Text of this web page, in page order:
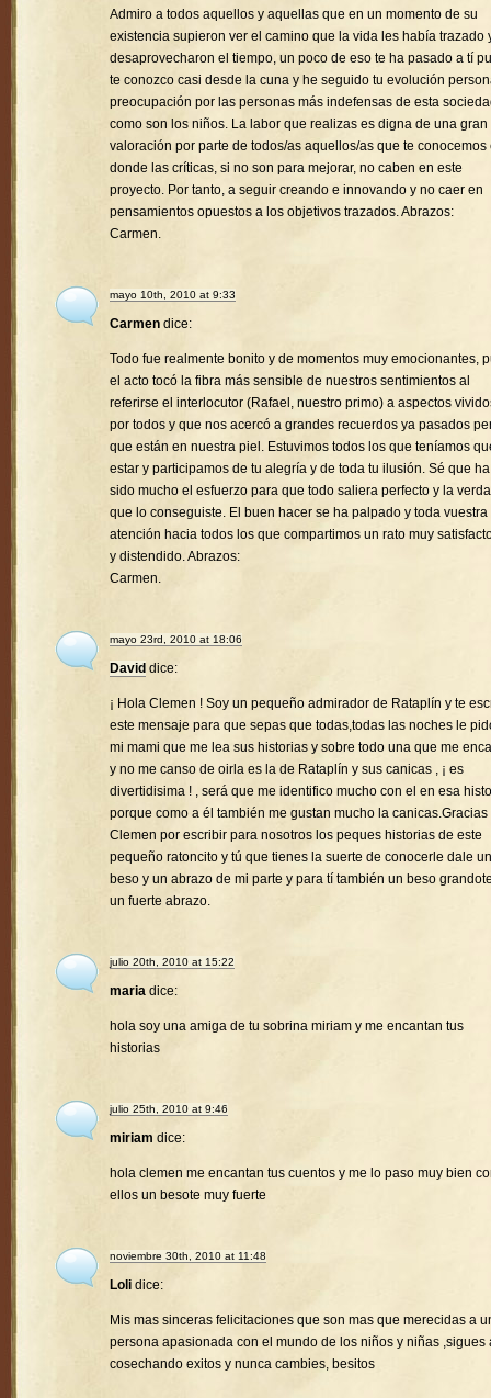
Admiro a todos aquellos y aquellas que en un momento de su
existencia supieron ver el camino que la vida les había trazado
desaprovecharon el tiempo, un poco de eso te ha pasado a tí
te conozco casi desde la cuna y he seguido tu evolución
preocupación por las personas más indefensas de esta
como son los niños. La labor que realizas es digna de una gran
valoración por parte de todos/as aquellos/as que te conocemos
donde las críticas, si no son para mejorar, no caben en este
proyecto. Por tanto, a seguir creando e innovando y no caer en
pensamientos opuestos a los objetivos trazados. Abrazos:
Carmen.
mayo 10th, 2010 at 9:33
Carmen dice:
Todo fue realmente bonito y de momentos muy emocionantes,
el acto tocó la fibra más sensible de nuestros sentimientos al
referirse el interlocutor (Rafael, nuestro primo) a aspectos
por todos y que nos acercó a grandes recuerdos ya pasados
que están en nuestra piel. Estuvimos todos los que teníamos
estar y participamos de tu alegría y de toda tu ilusión. Sé que ha
sido mucho el esfuerzo para que todo saliera perfecto y la
que lo conseguiste. El buen hacer se ha palpado y toda vuestra
atención hacia todos los que compartimos un rato muy
y distendido. Abrazos:
Carmen.
mayo 23rd, 2010 at 18:06
David dice:
¡ Hola Clemen ! Soy un pequeño admirador de Rataplín y te
este mensaje para que sepas que todas,todas las noches le
mi mami que me lea sus historias y sobre todo una que me
y no me canso de oirla es la de Rataplín y sus canicas , ¡ es
divertidisima ! , será que me identifico mucho con el en esa
porque como a él también me gustan mucho la canicas.Gracias
Clemen por escribir para nosotros los peques historias de este
pequeño ratoncito y tú que tienes la suerte de conocerle dale un
beso y un abrazo de mi parte y para tí también un beso
un fuerte abrazo.
julio 20th, 2010 at 15:22
maria dice:
hola soy una amiga de tu sobrina miriam y me encantan tus
historias
julio 25th, 2010 at 9:46
miriam dice:
hola clemen me encantan tus cuentos y me lo paso muy bien
ellos un besote muy fuerte
noviembre 30th, 2010 at 11:48
Loli dice:
Mis mas sinceras felicitaciones que son mas que merecidas a
persona apasionada con el mundo de los niños y niñas ,sigues
cosechando exitos y nunca cambies, besitos